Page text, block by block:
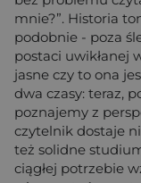
mnie?”. Historia
podobnie - poza
postaci uwikłanej
jasne czy to ona
dwa czasy: teraz,
poznajemy z
czytelnik dostaje
też solidne
ciągłej potrzebie